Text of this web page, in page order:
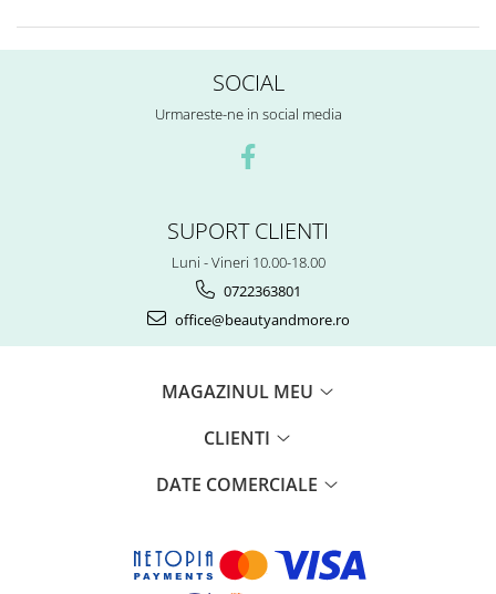
SOCIAL
Urmareste-ne in social media
SUPORT CLIENTI
Luni - Vineri 10.00-18.00
0722363801
office@beautyandmore.ro
MAGAZINUL MEU
CLIENTI
DATE COMERCIALE